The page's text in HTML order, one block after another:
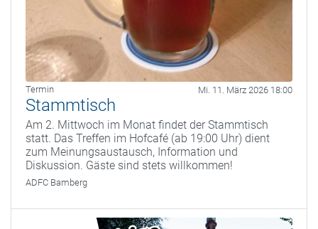
Termin Mi. 11. März 2026 18:00
Stammtisch
Am 2. Mittwoch im Monat findet der Stammtisch
statt. Das Treffen im Hofcafé (ab 19:00 Uhr) dient
zum Meinungsaustausch, Information und
Diskussion. Gäste sind stets willkommen!
ADFC Bamberg